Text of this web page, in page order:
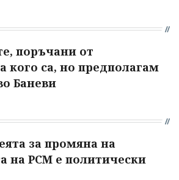
поръчани от
кого са, но предполагам
Баневи
за промяна на
на РСМ е политически